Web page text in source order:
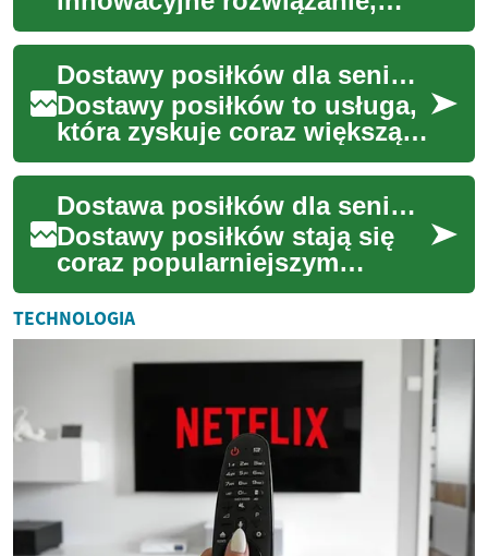
które zyskuje coraz większą
popularność wśród seniorów
w Polsce. Ta usłu...
Dostawy posiłków dla seniorów: Zdrowe i wygodne rozwiązanie
Dostawy posiłków to usługa,
która zyskuje coraz większą
popularność wśród seniorów
w Polsce. Oferuje ona
wygodny spos...
Dostawa posiłków dla seniorów: Zdrowe i wygodne rozwiązanie
Dostawy posiłków stają się
coraz popularniejszym
rozwiązaniem dla osób
starszych, które chcą cieszyć
się zdrowymi i s...
TECHNOLOGIA